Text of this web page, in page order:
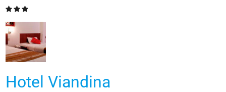
Hotel Viandina